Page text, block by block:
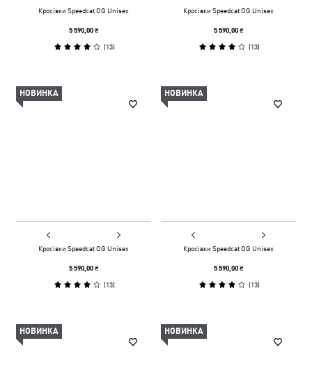
Кросівки Speedcat OG Unisex
5 590,00 ₴
(13)
Кросівки Speedcat OG Unisex
5 590,00 ₴
(13)
НОВИНКА
Кросівки Speedcat OG Unisex
5 590,00 ₴
(13)
НОВИНКА
Кросівки Speedcat OG Unisex
5 590,00 ₴
(13)
НОВИНКА НОВИНКА